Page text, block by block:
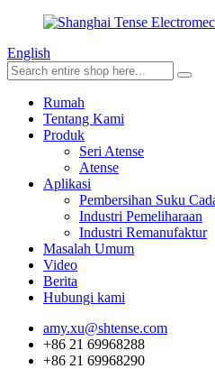
English
Rumah
Tentang Kami
Produk
Seri Atense
Atense
Aplikasi
Pembersihan Suku
Industri Pemeliharaan
Industri Remanufaktur
Masalah Umum
Video
Berita
Hubungi kami
amy.xu@shtense.com
+86 21 69968288
+86 21 69968290